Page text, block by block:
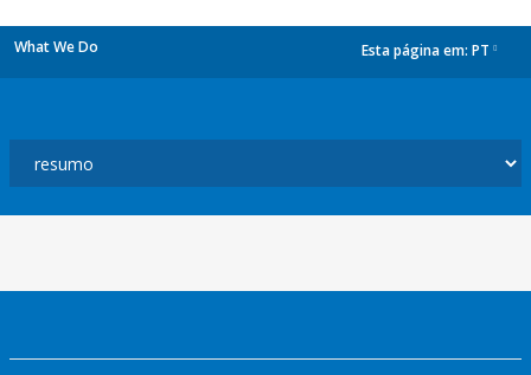
What We Do Esta página em: PT